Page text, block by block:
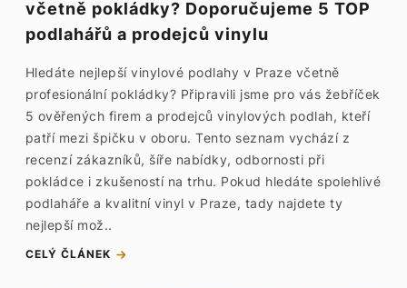
včetně pokládky? Doporučujeme 5 TOP
podlahářů a prodejců vinylu
Hledáte nejlepší vinylové podlahy v Praze včetně
profesionální pokládky? Připravili jsme pro vás žebříček
5 ověřených firem a prodejců vinylových podlah, kteří
patří mezi špičku v oboru. Tento seznam vychází z
recenzí zákazníků, šíře nabídky, odbornosti při
pokládce i zkušeností na trhu. Pokud hledáte spolehlivé
podlaháře a kvalitní vinyl v Praze, tady najdete ty
nejlepší mož..
CELÝ ČLÁNEK